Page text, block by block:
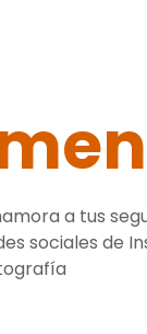
a tus
sociales de